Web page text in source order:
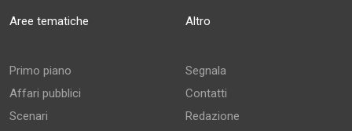
Aree tematiche
Primo piano
Affari pubblici
Scenari
Altro
Segnala
Contatti
Redazione